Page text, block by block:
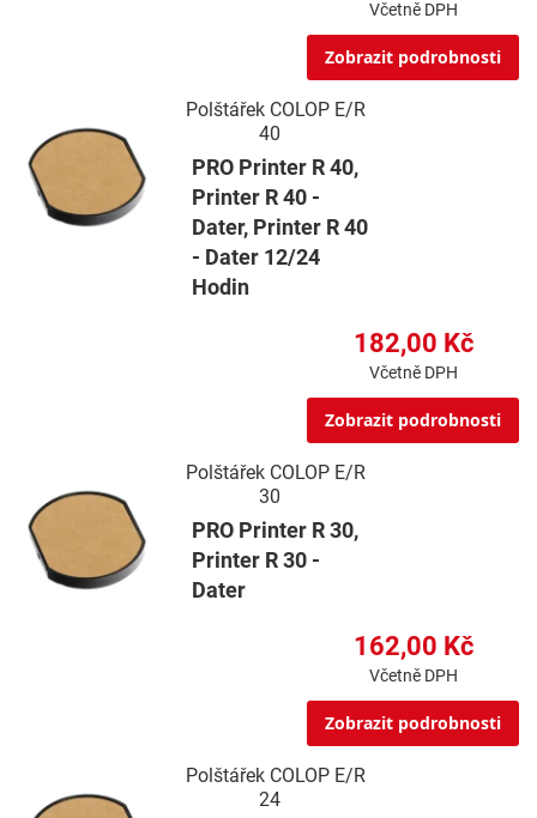
Včetně DPH
Zobrazit podrobnosti
Polštářek COLOP E/R
40
PRO Printer R 40,
Printer R 40 -
Dater, Printer R 40
- Dater 12/24
Hodin
182,00 Kč
Včetně DPH
Zobrazit podrobnosti
Polštářek COLOP E/R
30
PRO Printer R 30,
Printer R 30 -
Dater
162,00 Kč
Včetně DPH
Zobrazit podrobnosti
Polštářek COLOP E/R
24